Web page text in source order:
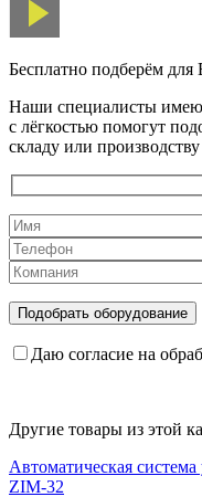
Бесплатно подберём для
Наши специалисты
с лёгкостью помогут
складу или
Даю согласие на
Другие товары из этой
Автоматическая
ZIM-32